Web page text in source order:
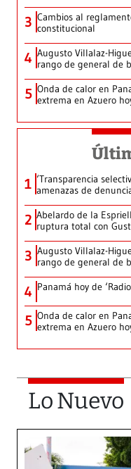
3 Cambios al
constitucional
4 Augusto Villalaz-
rango de general de
5 Onda de calor en
extrema en Azuero
1 ‘Transparencia
amenazas de
2 Abelardo de la
ruptura total con
3 Augusto Villalaz-
rango de general de
4 Panamá hoy de
5 Onda de calor en
extrema en Azuero
Lo Nuevo